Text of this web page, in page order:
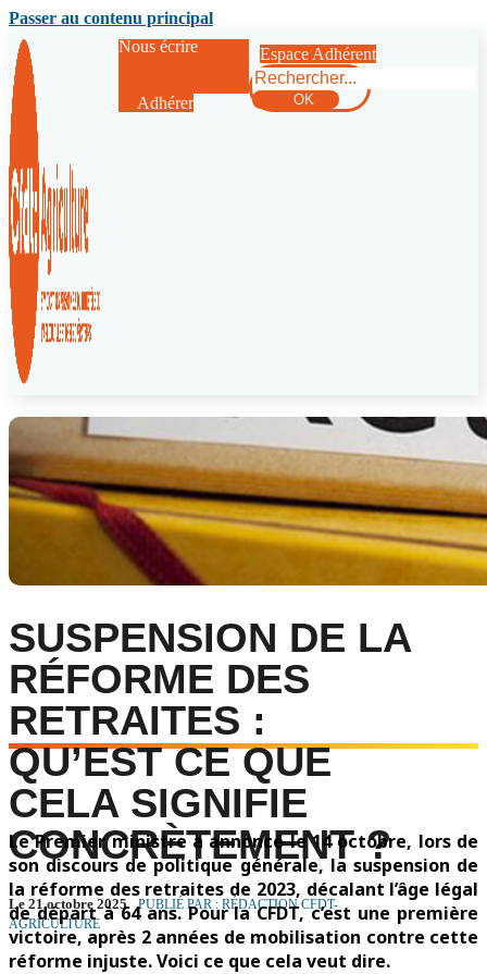
Passer au contenu principal
Nous écrire
Adhérer
Espace Adhérent
Rechercher
OK
SUSPENSION DE LA
RÉFORME DES
RETRAITES :
QU’EST CE QUE
CELA SIGNIFIE
CONCRÈTEMENT ?
Le 21 octobre 2025
PUBLIÉ PAR : RÉDACTION CFDT-
AGRICULTURE
Le Premier ministre a annoncé le 14 octobre, lors de
son discours de politique générale, la suspension de
la réforme des retraites de 2023, décalant l’âge légal
de départ à 64 ans. Pour la CFDT, c’est une première
victoire, après 2 années de mobilisation contre cette
réforme injuste. Voici ce que cela veut dire.